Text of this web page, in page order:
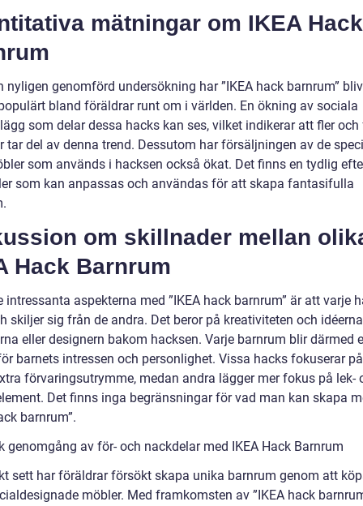
mätningar om IKEA Hack
nyligen genomförd undersökning har ”IKEA hack barnrum”
bland föräldrar runt om i världen. En ökning av sociala
som delar dessa hacks kan ses, vilket indikerar att fler och
tar del av denna trend. Dessutom har försäljningen av de
som används i hacksen också ökat. Det finns en tydlig
som kan anpassas och användas för att skapa fantasifulla
om skillnader mellan
Hack Barnrum
intressanta aspekterna med ”IKEA hack barnrum” är att varje
skiljer sig från de andra. Det beror på kreativiteten och
eller designern bakom hacksen. Varje barnrum blir därmed
barnets intressen och personlighet. Vissa hacks fokuserar
förvaringsutrymme, medan andra lägger mer fokus på lek-
Det finns inga begränsningar för vad man kan skapa
barnrum”.
genomgång av för- och nackdelar med IKEA Hack Barnrum
sett har föräldrar försökt skapa unika barnrum genom att
möbler. Med framkomsten av ”IKEA hack